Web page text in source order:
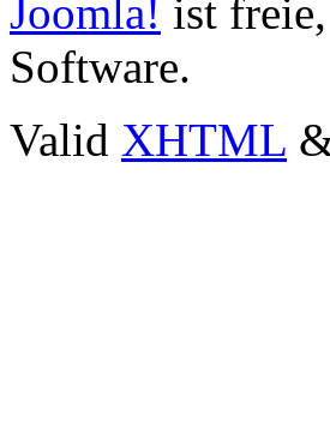
Joomla! ist
Software.
Valid XHTML